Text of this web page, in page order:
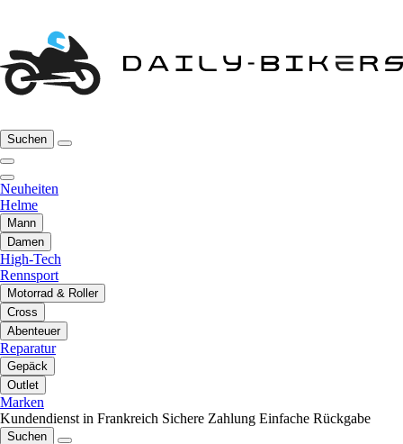
Suchen
Neuheiten
Helme
Mann
Damen
High-Tech
Rennsport
Motorrad & Roller
Cross
Abenteuer
Reparatur
Gepäck
Outlet
Marken
Kundendienst in Frankreich Sichere Zahlung Einfache Rückgabe
Suchen